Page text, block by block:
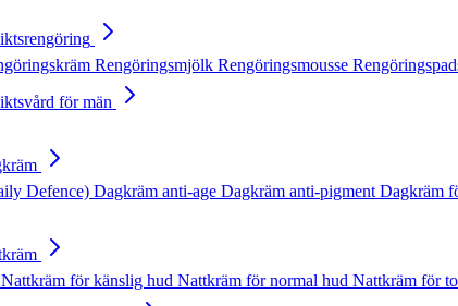
Rengöringsmjölk Rengöringsmousse
för män
Defence) Dagkräm anti-age Dagkräm anti-pigment Dagkräm
Nattkräm för känslig hud Nattkräm för normal hud Nattkräm för